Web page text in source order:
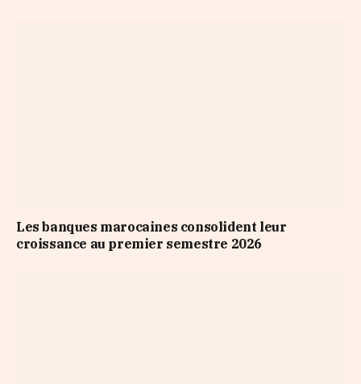
Les banques marocaines consolident leur
croissance au premier semestre 2026